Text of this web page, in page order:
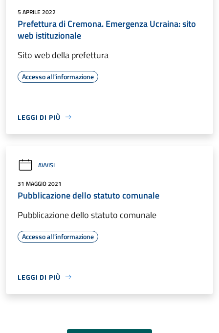
5 APRILE 2022
Prefettura di Cremona. Emergenza Ucraina: sito
web istituzionale
Sito web della prefettura
Accesso all'informazione
LEGGI DI PIÙ
AVVISI
31 MAGGIO 2021
Pubblicazione dello statuto comunale
Pubblicazione dello statuto comunale
Accesso all'informazione
LEGGI DI PIÙ